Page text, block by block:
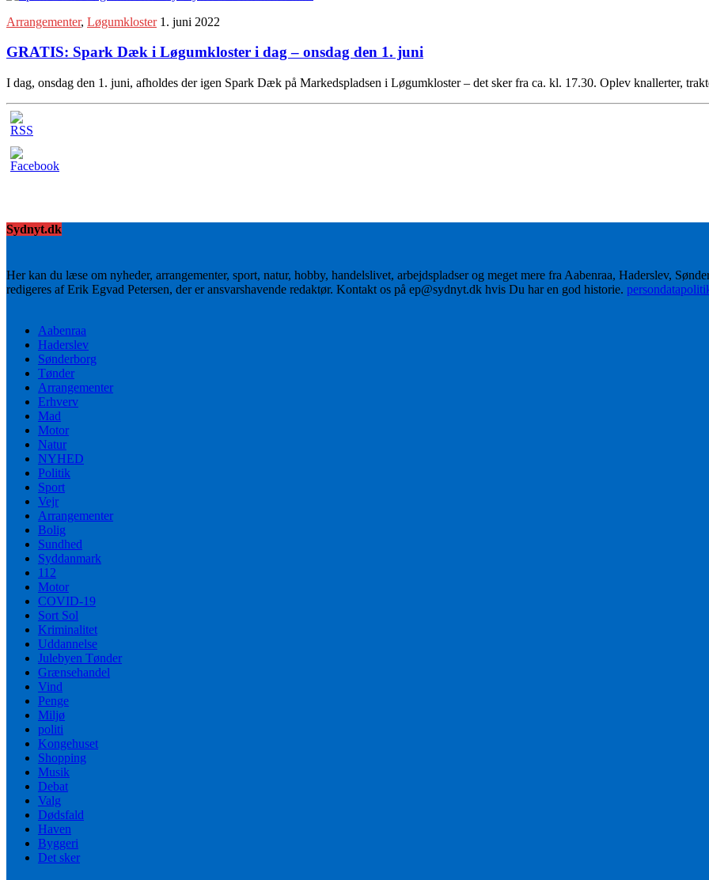
Arrangementer, Løgumkloster 1. juni 2022
GRATIS: Spark Dæk i Løgumkloster i dag – onsdag den 1. juni
I dag, onsdag den 1. juni, afholdes der igen Spark Dæk på Markedspladsen i Løgumkloster – det sker fra ca. kl. 17.30. Oplev knallerter,
Sydnyt.dk
Her kan du læse om nyheder, arrangementer, sport, natur, hobby, handelslivet, arbejdspladser og meget mere fra Aabenraa, Haderslev,
redigeres af Erik Egvad Petersen, der er ansvarshavende redaktør. Kontakt os på ep@sydnyt.dk hvis Du har en god historie.
Aabenraa
Haderslev
Sønderborg
Tønder
Arrangementer
Erhverv
Mad
Motor
Natur
NYHED
Politik
Sport
Vejr
Arrangementer
Bolig
Sundhed
Syddanmark
112
Motor
COVID-19
Sort Sol
Kriminalitet
Uddannelse
Julebyen Tønder
Grænsehandel
Vind
Penge
Miljø
politi
Kongehuset
Shopping
Musik
Debat
Valg
Dødsfald
Haven
Byggeri
Det sker